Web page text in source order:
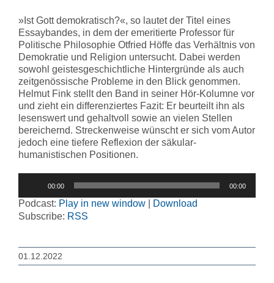
»Ist Gott demokratisch?«, so lautet der Titel eines
Essaybandes, in dem der emeritierte Professor für
Politische Philosophie Otfried Höffe das Verhältnis von
Demokratie und Religion untersucht. Dabei werden
sowohl geistesgeschichtliche Hintergründe als auch
zeitgenössische Probleme in den Blick genommen.
Helmut Fink stellt den Band in seiner Hör-Kolumne vor
und zieht ein differenziertes Fazit: Er beurteilt ihn als
lesenswert und gehaltvoll sowie an vielen Stellen
bereichernd. Streckenweise wünscht er sich vom Autor
jedoch eine tiefere Reflexion der säkular-
humanistischen Positionen.
00:00 00:00
Podcast: Play in new window
Download
Subscribe: RSS
01.12.2022